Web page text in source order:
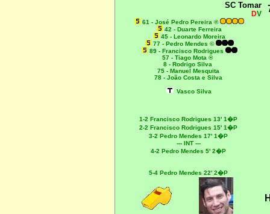
SC Tomar
DV
61 - José Pedro Pereira ®
42 - Duarte Ferreira
45 - Leonardo Moreira
77 - Pedro Mendes ©
89 - Francisco Rodrigues
57 - Tiago Mota ®
8 - Rodrigo Silva
75 - Manuel Mesquita
78 - João Costa e Silva
Vasco Silva
1-2 Francisco Rodrigues 13' 1�P
2-2 Francisco Rodrigues 15' 1�P
3-2 Pedro Mendes 17' 1�P
--- INT ---
4-2 Pedro Mendes 5' 2�P
5-4 Pedro Mendes 22' 2�P